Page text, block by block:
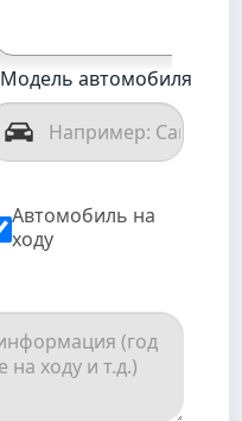
Модель автомобиля
Автомобиль на
ходу